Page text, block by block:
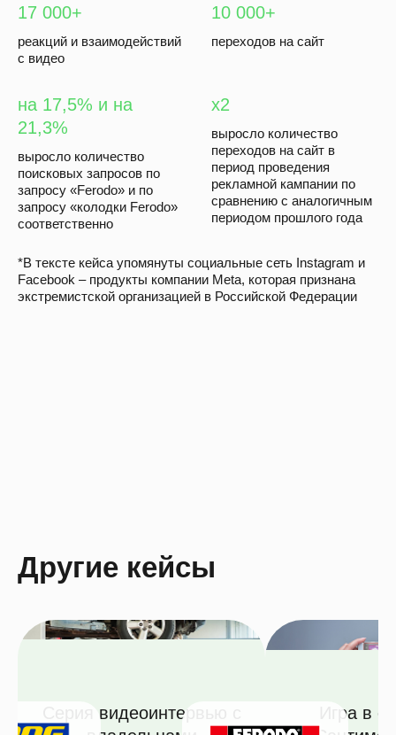
17 000+
реакций и взаимодействий
с видео
10 000+
переходов на сайт
на 17,5% и на
21,3%
выросло количество
поисковых запросов по
запросу «Ferodo» и по
запросу «колодки Ferodo»
соответственно
х2
выросло количество
переходов на сайт в
период проведения
рекламной кампании по
сравнению с аналогичным
периодом прошлого года
*В тексте кейса упомянуты социальные сеть Instagram и
Facebook – продукты компании Meta, которая признана
экстремистской организацией в Российской Федерации
Другие кейсы
Серия видеоинтервью с
Игра в